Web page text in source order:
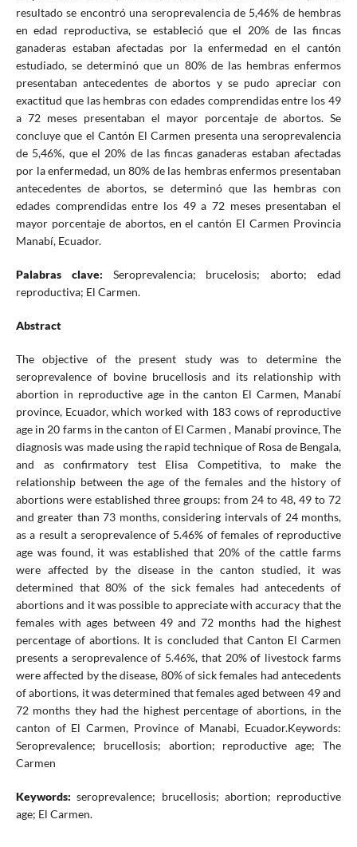
resultado se encontró una seroprevalencia de 5,46% de hembras
en edad reproductiva, se estableció que el 20% de las fincas
ganaderas estaban afectadas por la enfermedad en el cantón
estudiado, se determinó que un 80% de las hembras enfermos
presentaban antecedentes de abortos y se pudo apreciar con
exactitud que las hembras con edades comprendidas entre los 49
a 72 meses presentaban el mayor porcentaje de abortos. Se
concluye que el Cantón El Carmen presenta una seroprevalencia
de 5,46%, que el 20% de las fincas ganaderas estaban afectadas
por la enfermedad, un 80% de las hembras enfermos presentaban
antecedentes de abortos, se determinó que las hembras con
edades comprendidas entre los 49 a 72 meses presentaban el
mayor porcentaje de abortos, en el cantón El Carmen Provincia
Manabí, Ecuador.
Palabras clave: Seroprevalencia; brucelosis; aborto; edad
reproductiva; El Carmen.
Abstract
The objective of the present study was to determine the
seroprevalence of bovine brucellosis and its relationship with
abortion in reproductive age in the canton El Carmen, Manabí
province, Ecuador, which worked with 183 cows of reproductive
age in 20 farms in the canton of El Carmen , Manabí province, The
diagnosis was made using the rapid technique of Rosa de Bengala,
and as confirmatory test Elisa Competitiva, to make the
relationship between the age of the females and the history of
abortions were established three groups: from 24 to 48, 49 to 72
and greater than 73 months, considering intervals of 24 months,
as a result a seroprevalence of 5.46% of females of reproductive
age was found, it was established that 20% of the cattle farms
were affected by the disease in the canton studied, it was
determined that 80% of the sick females had antecedents of
abortions and it was possible to appreciate with accuracy that the
females with ages between 49 and 72 months had the highest
percentage of abortions. It is concluded that Canton El Carmen
presents a seroprevalence of 5.46%, that 20% of livestock farms
were affected by the disease, 80% of sick females had antecedents
of abortions, it was determined that females aged between 49 and
72 months they had the highest percentage of abortions, in the
canton of El Carmen, Province of Manabi, Ecuador.Keywords:
Seroprevalence; brucellosis; abortion; reproductive age; The
Carmen
Keywords: seroprevalence; brucellosis; abortion; reproductive
age; El Carmen.